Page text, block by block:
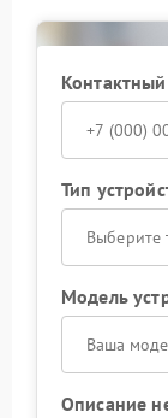
Тип
Выберите
Модель
Описание